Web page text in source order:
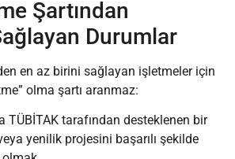
Şartından
Durumlar
en az birini sağlayan işletmeler için
olma şartı aranmaz:
TÜBİTAK tarafından desteklenen bir
yenilik projesini başarılı şekilde